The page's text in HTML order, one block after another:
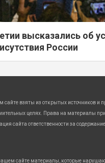
высказались об
России
сайте взяты из открытых источников и
целях. Права на материалы
сайта ответственности за
сайте материалы, которые